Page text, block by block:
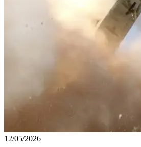
12/05/2026